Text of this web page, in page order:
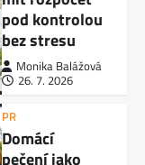
pod kontrolou
bez stresu
Monika Balážová
26. 7. 2026
PR
Domácí
pečení jako